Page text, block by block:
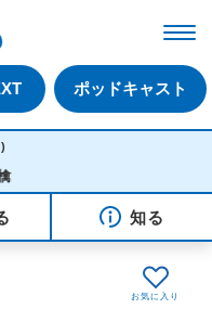
ポッドキャスト
知る